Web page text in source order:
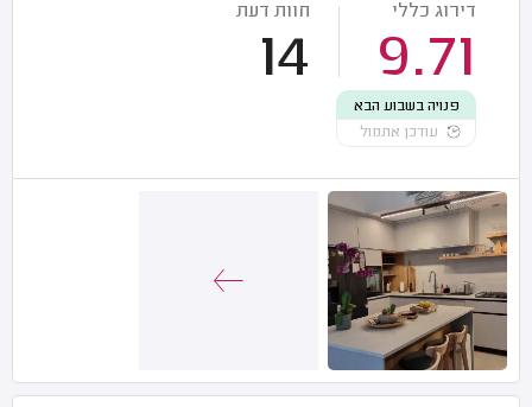
דירוג כללי
9.71
חוות דעת
14
פנויה בשבוע הבא
עודכן אתמול